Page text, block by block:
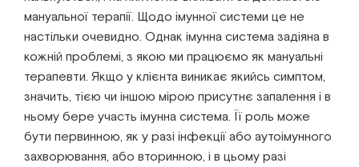
мануальної терапії. Щодо імунної системи це не
настільки очевидно. Однак імунна система задіяна в
кожній проблемі, з якою ми працюємо як мануальні
терапевти. Якщо у клієнта виникає якийсь симптом,
значить, тією чи іншою мірою присутнє запалення і в
ньому бере участь імунна система. Її роль може
бути первинною, як у разі інфекції або аутоімунного
захворювання, або вторинною, і в цьому разі